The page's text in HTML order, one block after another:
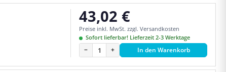
Regulärer Preis:
43,02 €
Preise inkl. MwSt. zzgl. Versandkosten
Sofort lieferbar! Lieferzeit 2-3 Werktage
− + In den Warenkorb